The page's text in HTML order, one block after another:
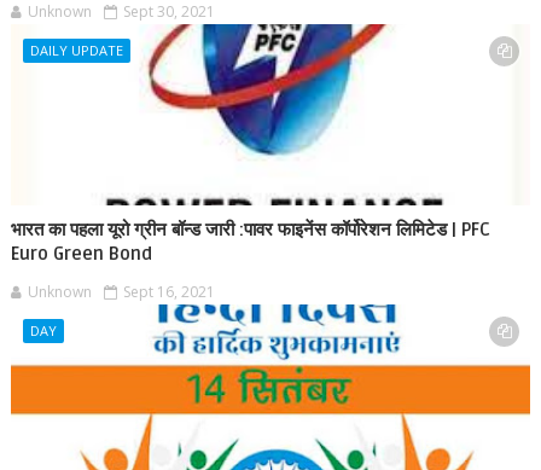
Unknown Sept 30, 2021
DAILY UPDATE
भारत का पहला यूरो ग्रीन बॉन्ड जारी :पावर फाइनेंस कॉर्पोरेशन लिमिटेड | PFC
Euro Green Bond
Unknown Sept 16, 2021
DAY